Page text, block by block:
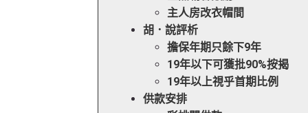
主人房改衣帽間
胡．說評析
擔保年期只餘下9年
19年以下可獲批90%按揭
19年以上視乎首期比例
供款安排